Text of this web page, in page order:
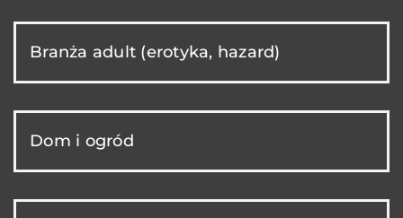
Branża adult (erotyka, hazard)
Dom i ogród